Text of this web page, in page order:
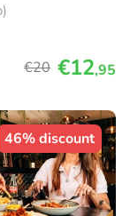
€20 €12,95
46% discount